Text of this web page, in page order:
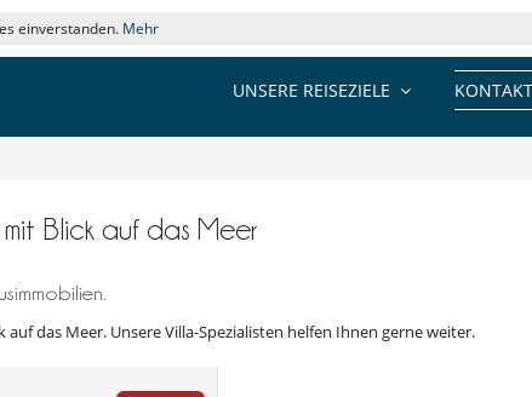
einverstanden. Mehr
UNSERE REISEZIELE
mit Blick auf das Meer
das Meer. Unsere Villa-Spezialisten helfen Ihnen gerne weiter.